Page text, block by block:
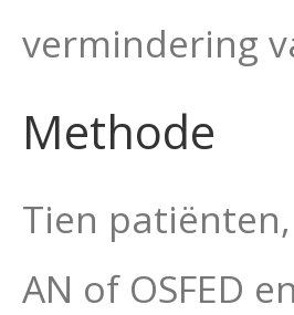
vermindering
Methode
Tien
AN of OSFED